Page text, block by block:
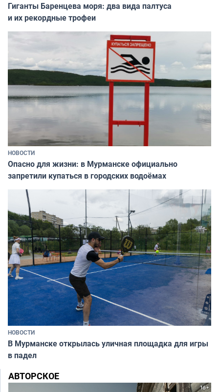
Гиганты Баренцева моря: два вида палтуса
и их рекордные трофеи
НОВОСТИ
Опасно для жизни: в Мурманске официально
запретили купаться в городских водоёмах
НОВОСТИ
В Мурманске открылась уличная площадка для игры
в падел
АВТОРСКОЕ